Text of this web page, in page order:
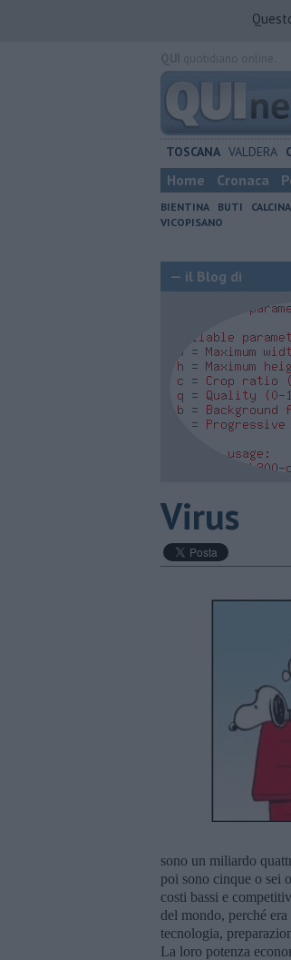
TOSCANA VALDERA
Home Cronaca
BIENTINA BUTI
VICOPISANO
— il Blog di
Virus
sono un miliardo
poi sono cinque o sei
costi bassi e
del mondo, perché
tecnologia,
La loro potenza